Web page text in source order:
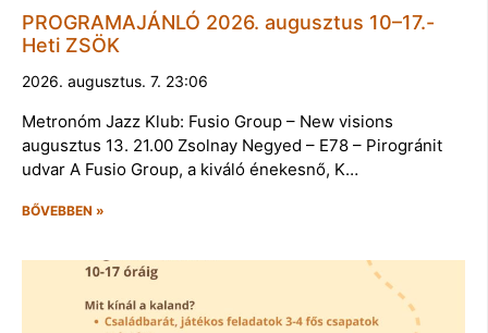
PROGRAMAJÁNLÓ 2026. augusztus 10–17.-
Heti ZSÖK
2026. augusztus. 7. 23:06
Metronóm Jazz Klub: Fusio Group – New visions
augusztus 13. 21.00 Zsolnay Negyed – E78 – Pirogránit
udvar A Fusio Group, a kiváló énekesnő, K…
BŐVEBBEN »